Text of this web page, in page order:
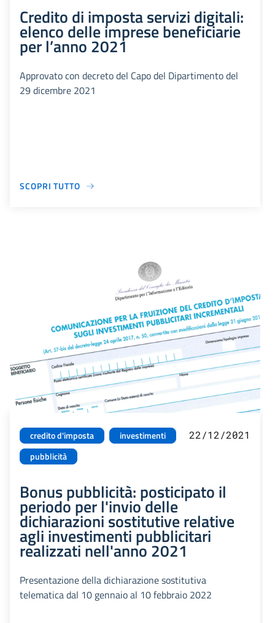
Credito di imposta servizi digitali:
elenco delle imprese beneficiarie
per l’anno 2021
Approvato con decreto del Capo del Dipartimento del
29 dicembre 2021
SCOPRI TUTTO
credito d'imposta
investimenti
pubblicità
22/12/2021
Bonus pubblicità: posticipato il
periodo per l'invio delle
dichiarazioni sostitutive relative
agli investimenti pubblicitari
realizzati nell'anno 2021
Presentazione della dichiarazione sostitutiva
telematica dal 10 gennaio al 10 febbraio 2022